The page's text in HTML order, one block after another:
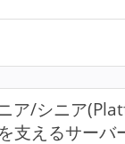
ア/シニア
支えるサー